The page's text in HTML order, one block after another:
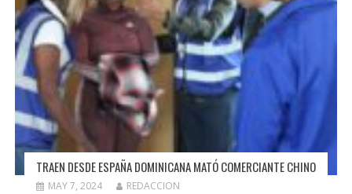
TRAEN DESDE ESPAÑA DOMINICANA MATÓ COMERCIANTE CHINO
MAY 7, 2024 REDACCION